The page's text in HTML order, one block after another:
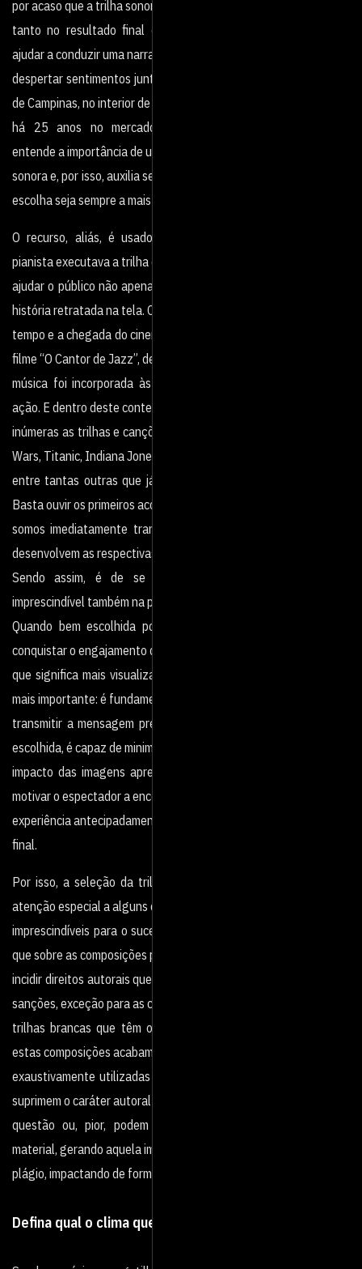
por acaso que a trilha sonora impacta
tanto no resultado final de um produto audiovisual, podendo
ajudar a conduzir uma narrativa e a
despertar sentimentos junto ao público. A Rush Vídeo, produtora
de Campinas, no interior de São Paulo,
há 25 anos no mercado produzindo conteúdo audiovisual,
entende a importância de uma boa trilha
sonora e, por isso, auxilia seus clientes nesse processo para que a
escolha seja sempre a mais acertada.
O recurso, aliás, é usado desde o cinema mudo quando um
pianista executava a trilha como forma de
ajudar o público não apenas a compreender, mas a mergulhar na
história retratada na tela. Com o
tempo e a chegada do cinema sonoro que, aliás, aconteceu com o
filme “O Cantor de Jazz”, de 1927, a
música foi incorporada às tramas, ajudando a criar o clima da
ação. E dentro deste contexto são
inúmeras as trilhas e canções memoráveis, como as da saga Star
Wars, Titanic, Indiana Jones, Star Trek,
entre tantas outras que já fazem parte do nosso inconsciente.
Basta ouvir os primeiros acordes e já
somos imediatamente transportados para o ambiente onde se
desenvolvem as respectivas tramas.
Sendo assim, é de se esperar que a trilha sonora seja
imprescindível também na produção de vídeos.
Quando bem escolhida pode ser um fator determinante para
conquistar o engajamento da audiência, o
que significa mais visualizações, likes e compartilhamentos. E o
mais importante: é fundamental para
transmitir a mensagem pretendida. Por outro lado, quando mal
escolhida, é capaz de minimizar o
impacto das imagens apresentadas, dispersar a atenção e até
motivar o espectador a encerrar a
experiência antecipadamente, apertando o pause antes do frame
final.
Por isso, a seleção da trilha sonora precisa ser criteriosa, com
atenção especial a alguns detalhes
imprescindíveis para o sucesso do material. E não custa lembrar
que sobre as composições podem
incidir direitos autorais que devem ser respeitados, sob o risco de
sanções, exceção para as chamadas
trilhas brancas que têm o uso liberado. A desvantagem é que
estas composições acabam sendo
exaustivamente utilizadas em todo tipo de material e, por isso,
suprimem o caráter autoral da obra em
questão ou, pior, podem remeter o espectador a um outro
material, gerando aquela impressão de
plágio, impactando de forma negativa.
Defina qual o clima que deve ser passado pela música